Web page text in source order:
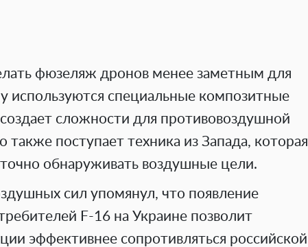
фюзеляж дронов менее заметным для
используются специальные композитные
сложности для противовоздушной
поступает техника из Запада, которая
обнаруживать воздушные цели.
сил упомянул, что появление
F-16 на Украине позволит
эффективнее сопротивляться российской